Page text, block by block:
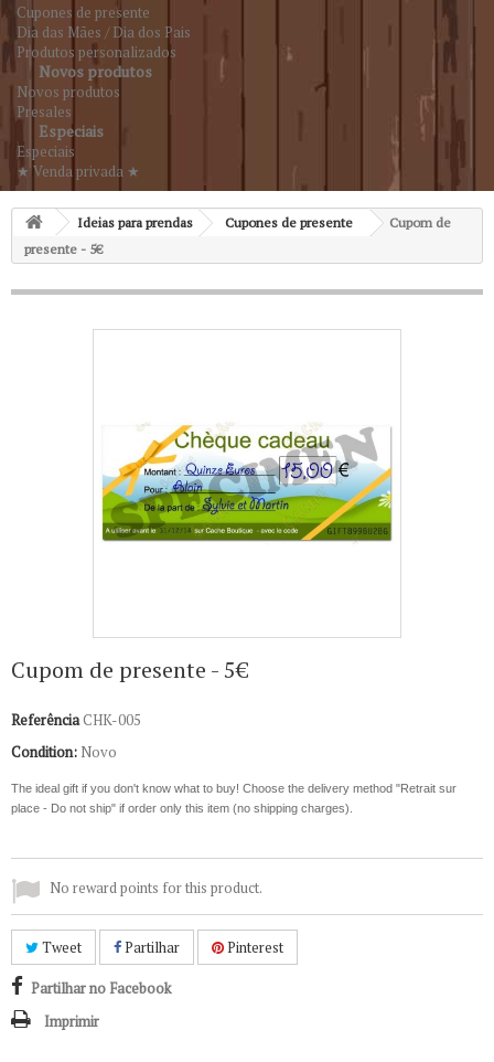
Cupones de presente
Dia das Mães / Dia dos Pais
Produtos personalizados
Novos produtos
Novos produtos
Presales
Especiais
Especiais
★ Venda privada ★
Ideias para prendas Cupones de presente
Cupom de
presente - 5€
Cupom de presente - 5€
ReferênciaCHK-005
Condition: Novo
The ideal gift if you don't know what to buy! Choose the delivery method "Retrait sur
place - Do not ship" if order only this item (no shipping charges).
No reward points for this product.
Tweet Partilhar Pinterest
Partilhar no Facebook
Imprimir